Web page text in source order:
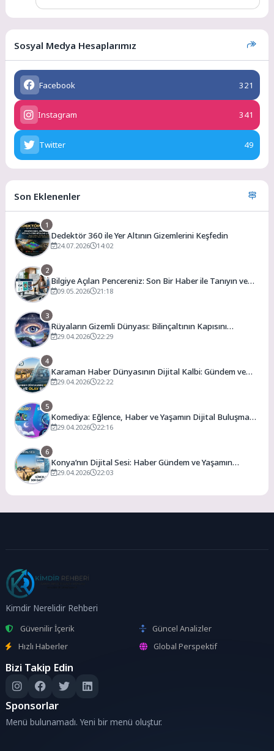
Sosyal Medya Hesaplarımız
Facebook 321
Instagram 341
Twitter 49
Son Eklenenler
1
Dedektör 360 ile Yer Altının Gizemlerini Keşfedin
24.07.2026 14:02
2
Bilgiye Açılan Pencereniz: Son Bir Haber ile Tanıyın ve
Keşfedin
09.05.2026 21:18
3
Rüyaların Gizemli Dünyası: Bilinçaltının Kapısını
Aralamak
29.04.2026 22:29
4
Karaman Haber Dünyasının Dijital Kalbi: Gündem ve
Olay
29.04.2026 22:22
5
Komediya: Eğlence, Haber ve Yaşamın Dijital Buluşma
Noktası
29.04.2026 22:16
6
Konya’nın Dijital Sesi: Haber Gündem ve Yaşamın
Merkezi
29.04.2026 22:03
Kimdir Nerelidir Rehberi
Güvenilir İçerik
Güncel Analizler
Hızlı Haberler
Global Perspektif
Bizi Takip Edin
Sponsorlar
Menü bulunamadı. Yeni bir menü oluştur.